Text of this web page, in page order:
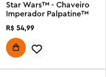
Star Wars™ - Chaveiro
Imperador Palpatine™
R$ 54,99